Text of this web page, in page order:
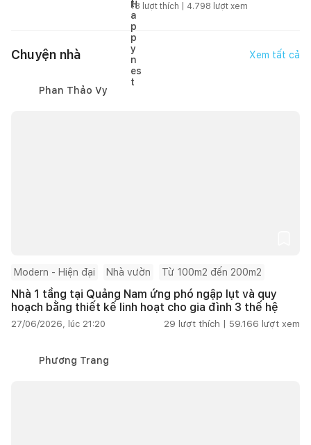
18 lượt thích | 4.798 lượt xem
Chuyện nhà Xem tất cả
Phan Thảo Vy
Modern - Hiện đại Nhà vườn Từ 100m2 đến 200m2
Nhà 1 tầng tại Quảng Nam ứng phó ngập lụt và quy
hoạch bằng thiết kế linh hoạt cho gia đình 3 thế hệ
27/06/2026, lúc 21:20 29 lượt thích | 59.166 lượt xem
Phương Trang